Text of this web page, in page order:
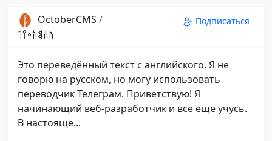
OctoberCMS /
𐩱𐩪𐩣𐩱𐩲𐩺𐩡
Подписаться
Это переведённый текст с английского. Я не
говорю на русском, но могу использовать
переводчик Телеграм. Приветствую! Я
начинающий веб-разработчик и все еще учусь.
В настояще...